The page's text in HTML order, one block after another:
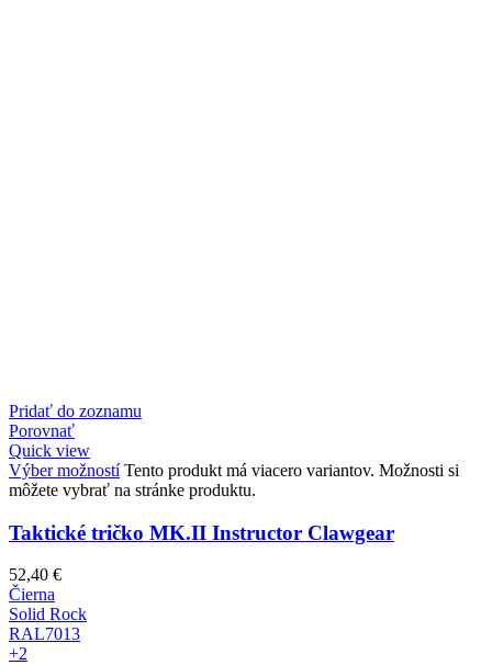
Pridať do zoznamu
Porovnať
Quick view
Výber možností Tento produkt má viacero variantov. Možnosti si
môžete vybrať na stránke produktu.
Taktické tričko MK.II Instructor Clawgear
52,40 €
Čierna
Solid Rock
RAL7013
+2